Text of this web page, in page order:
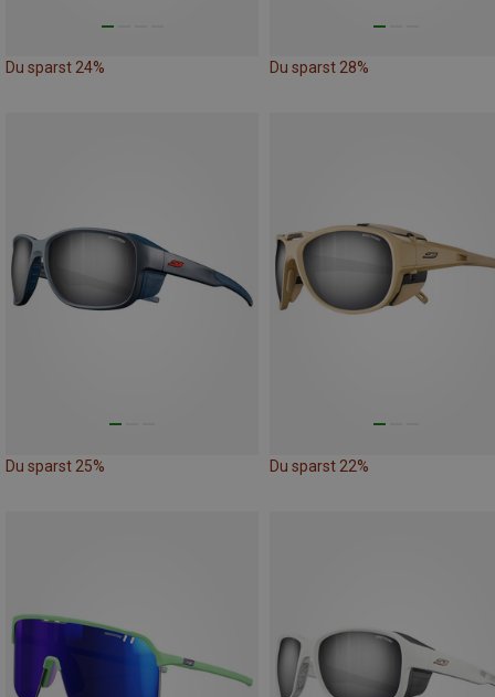
Du sparst 24% Du sparst 28%
Du sparst 25% Du sparst 22%